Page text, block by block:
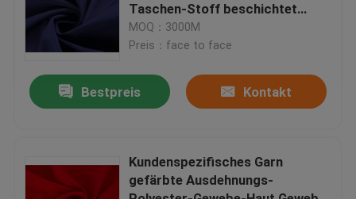
Fordern Sie ein Zitat
Polyester-Taftgewebe
Polyester-Gewebe
Taschen-Stoff beschichtet
wurden
MOQ：3000M
Preis：face to face
Bestpreis Kontakt
Kundenspezifisches Garn
gefärbte Ausdehnungs-